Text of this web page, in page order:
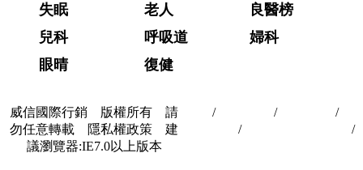
失眠
老人
良醫榜
兒科
呼吸道
婦科
眼晴
復健
威信國際行銷 版權所有 請
勿任意轉載 隱私權政策 建
議瀏覽器:IE7.0以上版本
/ / /
/
/